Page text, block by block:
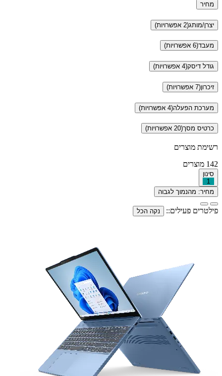
מחיר
יצרן/מותג(2 אפשרויות)
מעבד(6 אפשרויות)
גודל דיסק(4 אפשרויות)
זיכרון(7 אפשרויות)
מערכת הפעלה(4 אפשרויות)
כרטיס מסך(20 אפשרויות)
רשימת מוצרים
142 מוצרים
סינון
1
מחיר: מהנמוך לגבוה
פילטרים פעילים:: נקה הכל